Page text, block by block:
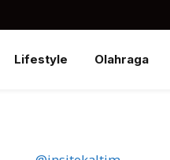
Lifestyle Olahraga